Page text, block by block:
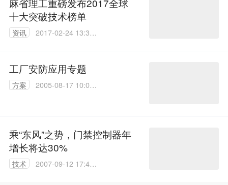
麻省理工重磅发布2017全球
十大突破技术榜单
资讯
2017-02-24 13:34:
工厂安防应用专题
方案
2005-08-17 10:03:
乘“东风”之势，门禁控制器年
增长将达30%
技术
2007-09-12 17:40: